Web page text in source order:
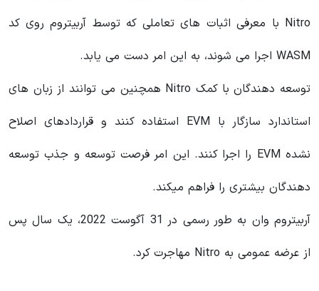
Nitro با معرفی اثبات های تعاملی که توسط آربیتروم روی کد
WASM اجرا می شوند، به این امر دست می یابد.
توسعه دهندگان با کمک Nitro همچنین می توانند از زبان های
استاندارد سازگار با EVM استفاده کنند و قراردادهای اصلاح
نشده EVM را اجرا کنند. این امر فرصت توسعه و جذب توسعه
دهندگان بیشتری را فراهم میکند.
آربیتروم وان به طور رسمی در 31 آگوست 2022، یک سال پس
از عرضه عمومی به Nitro مهاجرت کرد.